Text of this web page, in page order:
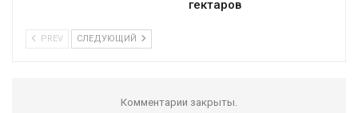
гектаров
PREV СЛЕДУЮЩИЙ
Комментарии закрыты.